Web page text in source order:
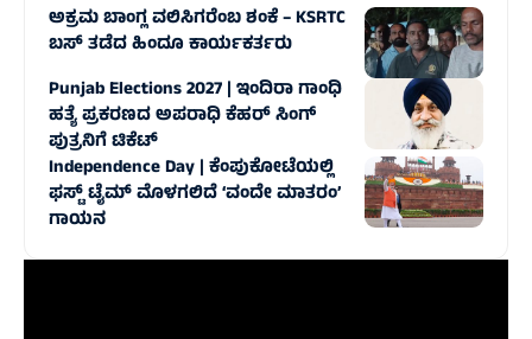
ಅಕ್ರಮ ಬಾಂಗ್ಲ ವಲಿಸಿಗರೆಂಬ ಶಂಕೆ – KSRTC
ಬಸ್‌ ತಡೆದ ಹಿಂದೂ ಕಾರ್ಯಕರ್ತರು
Punjab Elections 2027 | ಇಂದಿರಾ ಗಾಂಧಿ
ಹತ್ಯೆ ಪ್ರಕರಣದ ಅಪರಾಧಿ ಕೆಹರ್‌ ಸಿಂಗ್‌
ಪುತ್ರನಿಗೆ ಟಿಕೆಟ್‌
Independence Day | ಕೆಂಪುಕೋಟೆಯಲ್ಲಿ
ಫಸ್ಟ್‌ ಟೈಮ್‌ ಮೊಳಗಲಿದೆ ‘ವಂದೇ ಮಾತರಂ’
ಗಾಯನ